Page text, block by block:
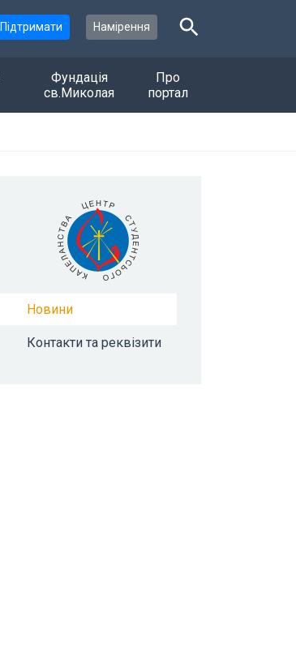
Підтримати Намірення
Фундація
св.Миколая
Про
портал
Новини
Контакти та реквізити